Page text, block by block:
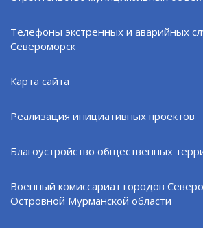
Телефоны экстренных и аварийных
Североморск
Карта сайта
Реализация инициативных проектов
Благоустройство общественных
Военный комиссариат городов
Островной Мурманской области